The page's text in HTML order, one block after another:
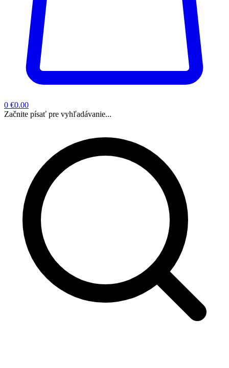
0 €0.00
Začnite písať pre vyhľadávanie...